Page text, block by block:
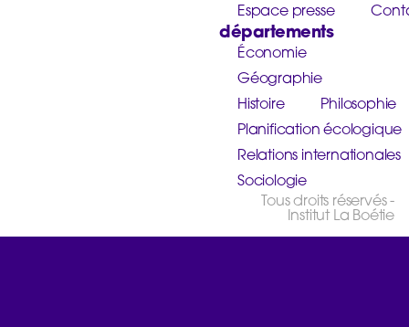
Espace presse
départements
Économie
Géographie
Histoire
Philosophie
Planification écologique
Relations internationales
Sociologie
Tous droits réservés -
Institut La Boétie